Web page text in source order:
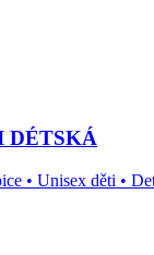
DÉTSKÁ
• Unisex děti •